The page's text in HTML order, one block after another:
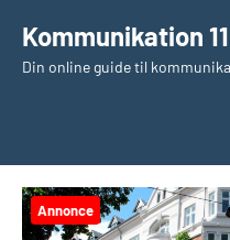
indhold
Kommunikation 11
Din online guide til
Annonce